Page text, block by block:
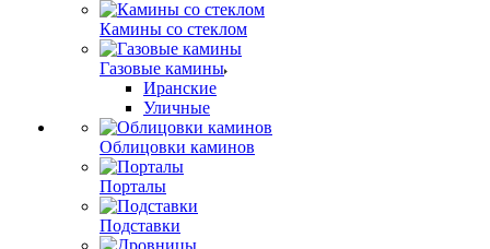
Камины со стеклом
Газовые камины
Иранские
Уличные
Облицовки каминов
Порталы
Подставки